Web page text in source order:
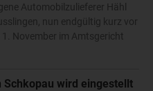
Automobilzulieferer Hähl
nun endgültig kurz vor
November im Amtsgericht
Schkopau wird eingestellt